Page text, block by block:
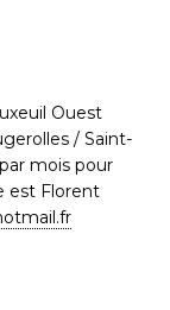
Ouest
/ Saint-
mois pour
est Florent